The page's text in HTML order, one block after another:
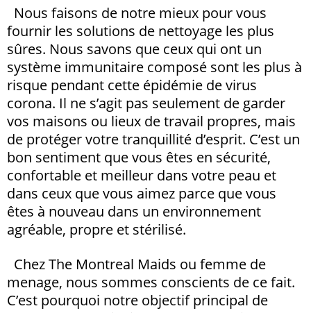
Nous faisons de notre mieux pour vous
fournir les solutions de nettoyage les plus
sûres. Nous savons que ceux qui ont un
système immunitaire composé sont les plus à
risque pendant cette épidémie de virus
corona. Il ne s’agit pas seulement de garder
vos maisons ou lieux de travail propres, mais
de protéger votre tranquillité d’esprit. C’est un
bon sentiment que vous êtes en sécurité,
confortable et meilleur dans votre peau et
dans ceux que vous aimez parce que vous
êtes à nouveau dans un environnement
agréable, propre et stérilisé.
ChezThe Montreal Maids ou femme de
menage, nous sommes conscients de ce fait.
C’est pourquoi notre objectif principal de